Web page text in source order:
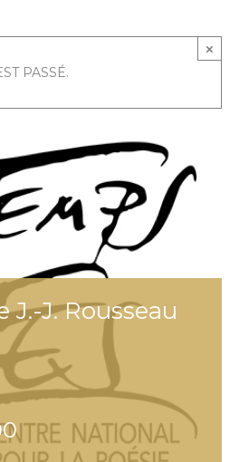
×
PASSÉ.
J.-J. Rousseau